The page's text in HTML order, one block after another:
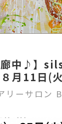
中♪】
月11日(
リーサロン